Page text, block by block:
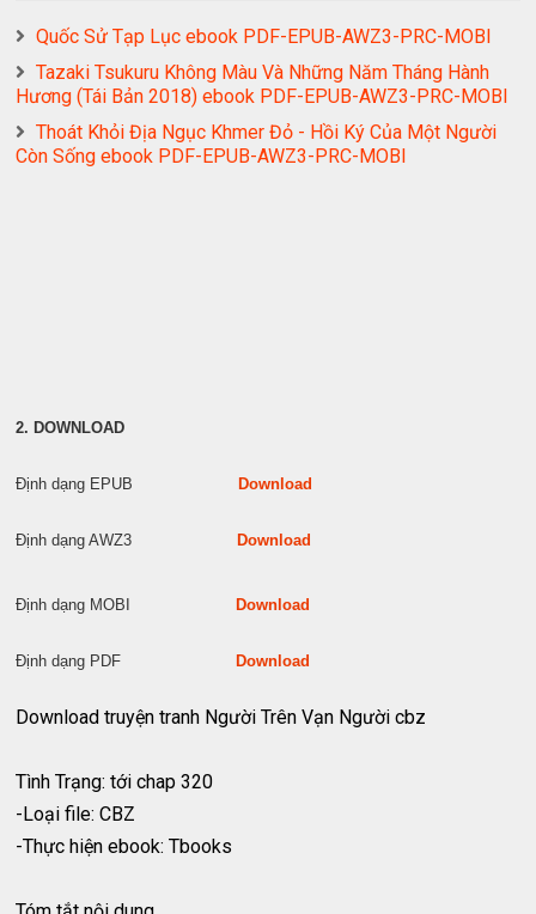
Quốc Sử Tạp Lục ebook PDF-EPUB-AWZ3-PRC-MOBI
Tazaki Tsukuru Không Màu Và Những Năm Tháng Hành
Hương (Tái Bản 2018) ebook PDF-EPUB-AWZ3-PRC-MOBI
Thoát Khỏi Địa Ngục Khmer Đỏ - Hồi Ký Của Một Người
Còn Sống ebook PDF-EPUB-AWZ3-PRC-MOBI
2. DOWNLOAD
Định dạng EPUB Download
Định dạng AWZ3 Download
Định dạng MOBI Download
Định dạng PDF Download
Download truyện tranh Người Trên Vạn Người cbz
Tình Trạng: tới chap 320
-Loại file: CBZ
-Thực hiện ebook: Tbooks